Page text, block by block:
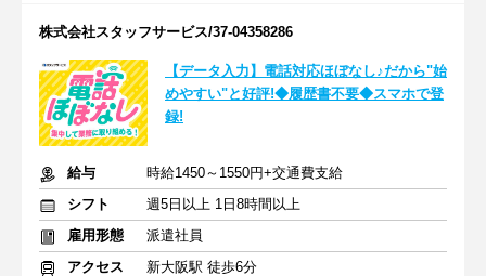
株式会社スタッフサービス/37-04358286
【データ入力】電話対応ほぼなし♪だから"始
めやすい"と好評!◆履歴書不要◆スマホで登
録!
給与
時給1450～1550円+交通費支給
シフト
週5日以上 1日8時間以上
雇用形態
派遣社員
アクセス
新大阪駅 徒歩6分